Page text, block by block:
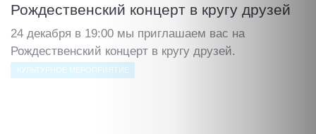
Рождественский концерт в кругу друзей
24 декабря в 19:00 мы приглашаем вас на
Рождественский концерт в кругу друзей.
КУЛЬТУРНОЕ МЕРОПРИЯТИЕ